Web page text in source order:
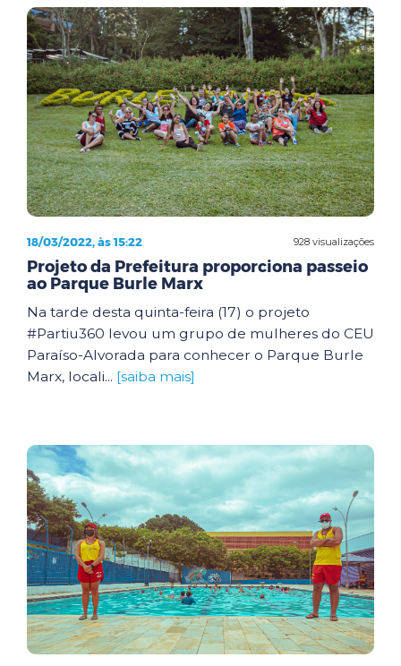
928 visualizações
18/03/2022, às 15:22
Projeto da Prefeitura proporciona passeio
ao Parque Burle Marx
Na tarde desta quinta-feira (17) o projeto
#Partiu360 levou um grupo de mulheres do CEU
Paraíso-Alvorada para conhecer o Parque Burle
Marx, locali... [saiba mais]